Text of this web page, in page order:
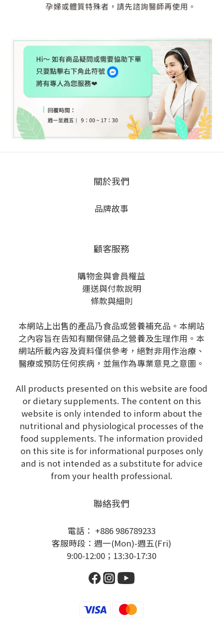
關於我們
品牌故事
顧客服務
購物金與會員權益
運送與付款說明
條款與細則
本網站上出售的產品乃食品或營養補充品。本網站
之內容旨在告知有關保健品之營養及生理作用。本
網站所載內容及資料僅供參考，絕對非用作治療、
醫療或預防任何疾病，並無作為專業意見之意圖。
All products presented on this website are food
or dietary supplements. The content on this
website is only intended to inform about the
nutritional and physiological processes of the
food supplements. The information provided
on this site is for informational purposes only
and is not intended as a substitute for advice
from your health professional.
聯絡我們
電話： +886 986789233
客服時段：週一(Mon)-週五(Fri)
9:00-12:00；13:30-17:30